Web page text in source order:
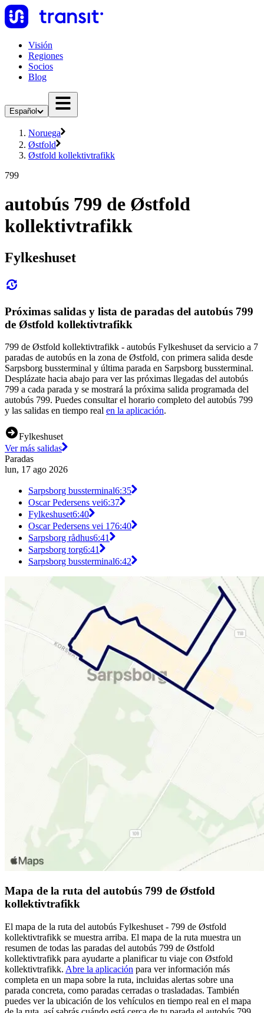
Visión
Regiones
Socios
Blog
Español
Noruega
Østfold
Østfold kollektivtrafikk
799
autobús 799 de Østfold
kollektivtrafikk
Fylkeshuset
Próximas salidas y lista de paradas del autobús 799
de Østfold kollektivtrafikk
799 de Østfold kollektivtrafikk - autobús Fylkeshuset da servicio a 7
paradas de autobús en la zona de Østfold, con primera salida desde
Sarpsborg bussterminal y última parada en Sarpsborg bussterminal.
Desplázate hacia abajo para ver las próximas llegadas del autobús
799 a cada parada y se mostrará la próxima salida programada del
autobús 799. Puedes consultar el horario completo del autobús 799
y las salidas en tiempo real en la aplicación.
Fylkeshuset
Ver más salidas
Paradas
lun, 17 ago 2026
Sarpsborg bussterminal6:35
Oscar Pedersens vei6:37
Fylkeshuset6:40
Oscar Pedersens vei 176:40
Sarpsborg rådhus6:41
Sarpsborg torg6:41
Sarpsborg bussterminal6:42
Mapa de la ruta del autobús 799 de Østfold
kollektivtrafikk
El mapa de la ruta del autobús Fylkeshuset - 799 de Østfold
kollektivtrafikk se muestra arriba. El mapa de la ruta muestra un
resumen de todas las paradas del autobús 799 de Østfold
kollektivtrafikk para ayudarte a planificar tu viaje con Østfold
kollektivtrafikk. Abre la aplicación para ver información más
completa en un mapa sobre la ruta, incluidas alertas sobre una
parada concreta, como paradas cerradas o trasladadas. También
puedes ver la ubicación de los vehículos en tiempo real en el mapa